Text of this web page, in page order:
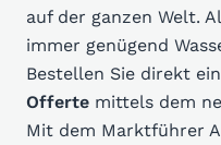
auf der ganzen Welt.
immer genügend
Bestellen Sie direkt
Offerte mittels dem
Mit dem Marktführer